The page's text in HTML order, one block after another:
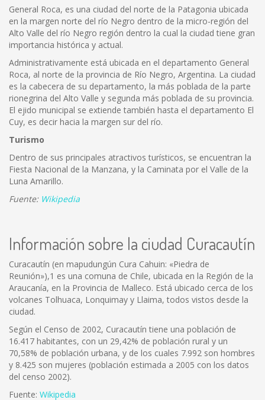
General Roca, es una ciudad del norte de la Patagonia ubicada
en la margen norte del río Negro dentro de la micro-región del
Alto Valle del río Negro región dentro la cual la ciudad tiene gran
importancia histórica y actual.
Administrativamente está ubicada en el departamento General
Roca, al norte de la provincia de Río Negro, Argentina. La ciudad
es la cabecera de su departamento, la más poblada de la parte
rionegrina del Alto Valle y segunda más poblada de su provincia.
El ejido municipal se extiende también hasta el departamento El
Cuy, es decir hacia la margen sur del río.
Turismo
Dentro de sus principales atractivos turísticos, se encuentran la
Fiesta Nacional de la Manzana, y la Caminata por el Valle de la
Luna Amarillo.
Fuente: Wikipedia
Información sobre la ciudad Curacautín
Curacautín (en mapudungún Cura Cahuin: «Piedra de
Reunión»),1 es una comuna de Chile, ubicada en la Región de la
Araucanía, en la Provincia de Malleco. Está ubicado cerca de los
volcanes Tolhuaca, Lonquimay y Llaima, todos vistos desde la
ciudad.
Según el Censo de 2002, Curacautín tiene una población de
16.417 habitantes, con un 29,42% de población rural y un
70,58% de población urbana, y de los cuales 7.992 son hombres
y 8.425 son mujeres (población estimada a 2005 con los datos
del censo 2002).
Fuente: Wikipedia